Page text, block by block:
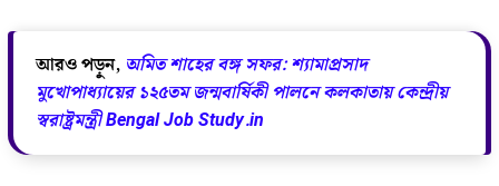
আরও পড়ুন, অমিত শাহের বঙ্গ সফর: শ্যামাপ্রসাদ
মুখোপাধ্যায়ের ১২৫তম জন্মবার্ষিকী পালনে কলকাতায় কেন্দ্রীয়
স্বরাষ্ট্রমন্ত্রী Bengal Job Study.in